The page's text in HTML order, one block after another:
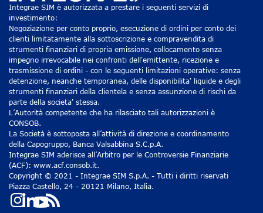
Integrae SIM è autorizzata a prestare i seguenti servizi di
investimento:
Negoziazione per conto proprio, esecuzione di ordini per conto dei
clienti limitatamente alla sottoscrizione e compravendita di
strumenti finanziari di propria emissione, collocamento senza
impegno irrevocabile nei confronti dell'emittente, ricezione e
trasmissione di ordini - con le seguenti limitazioni operative: senza
detenzione, neanche temporanea, delle disponibilita' liquide e degli
strumenti finanziari della clientela e senza assunzione di rischi da
parte della societa' stessa.
L’Autorità competente che ha rilasciato tali autorizzazioni è
CONSOB.
La Società è sottoposta all’attività di direzione e coordinamento
della Capogruppo, Banca Valsabbina S.C.p.A.
Integrae SIM aderisce all’Arbitro per le Controversie Finanziarie
(ACF): www.acf.consob.it.
Copyright © 2021 - Integrae SIM S.p.A. - Tutti i diritti riservati
Piazza Castello, 24 - 20121 Milano, Italia.